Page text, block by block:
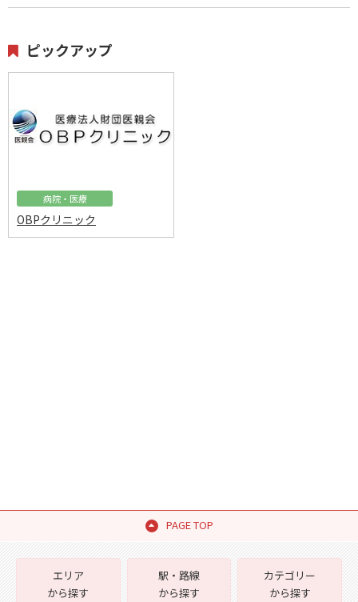
ピックアップ
病院・医療
OBPクリニック
PAGE TOP
エリア
から探す
駅・路線
から探す
カテゴリー
から探す